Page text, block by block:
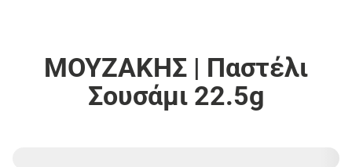
ΜΟΥΖΑΚΗΣ | Παστέλι
Σουσάμι 22.5g